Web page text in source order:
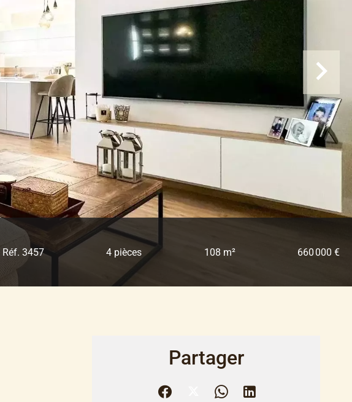
Réf. 3457 4 pièces 108 m² 660 000 €
Partager